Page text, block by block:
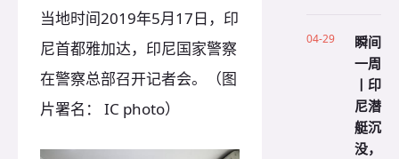
当地时间2019年5月17日，印
尼首都雅加达，印尼国家警察
在警察总部召开记者会。（图
片署名： IC photo）
04-29
瞬间
一周
丨印
尼潜
艇沉
没，